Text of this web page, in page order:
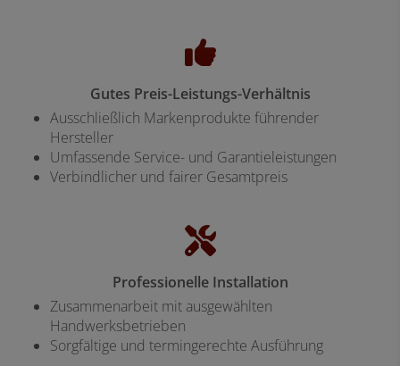
Gutes Preis-Leistungs-Verhältnis
Ausschließlich Markenprodukte führender
Hersteller
Umfassende Service- und Garantieleistungen
Verbindlicher und fairer Gesamtpreis
Professionelle Installation
Zusammenarbeit mit ausgewählten
Handwerksbetrieben
Sorgfältige und termingerechte Ausführung